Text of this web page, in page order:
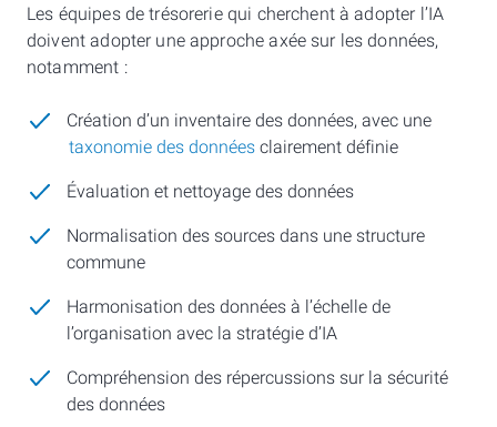
Les équipes de trésorerie qui cherchent à adopter l’IA
doivent adopter une approche axée sur les données,
notamment :
Création d’un inventaire des données, avec une
taxonomie des donnéesclairement définie
Évaluation et nettoyage des données
Normalisation des sources dans une structure
commune
Harmonisation des données à l’échelle de
l’organisation avec la stratégie d’IA
Compréhension des répercussions sur la sécurité
des données